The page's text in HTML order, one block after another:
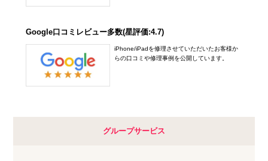
Google口コミレビュー多数(星評価:4.7)
iPhone/iPadを修理させていただいたお客様か
らの口コミや修理事例を公開しています。
グループサービス